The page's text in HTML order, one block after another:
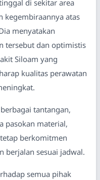
di sekitar area
kegembiraannya atas
menyatakan
tersebut dan optimistis
Siloam yang
kualitas perawatan
tantangan,
pasokan material,
berkomitmen
berjalan sesuai jadwal.
semua pihak